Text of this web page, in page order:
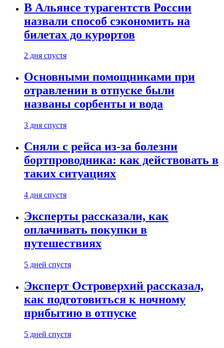
В Альянсе турагентств России
назвали способ сэкономить на
билетах до курортов
2 дня спустя
Основными помощниками при
отравлении в отпуске были
названы сорбенты и вода
3 дня спустя
Сняли с рейса из-за болезни
бортпроводника: как действовать в
таких ситуациях
4 дня спустя
Эксперты рассказали, как
оплачивать покупки в
путешествиях
5 дней спустя
Эксперт Островерхий рассказал,
как подготовиться к ночному
прибытию в отпуске
5 дней спустя